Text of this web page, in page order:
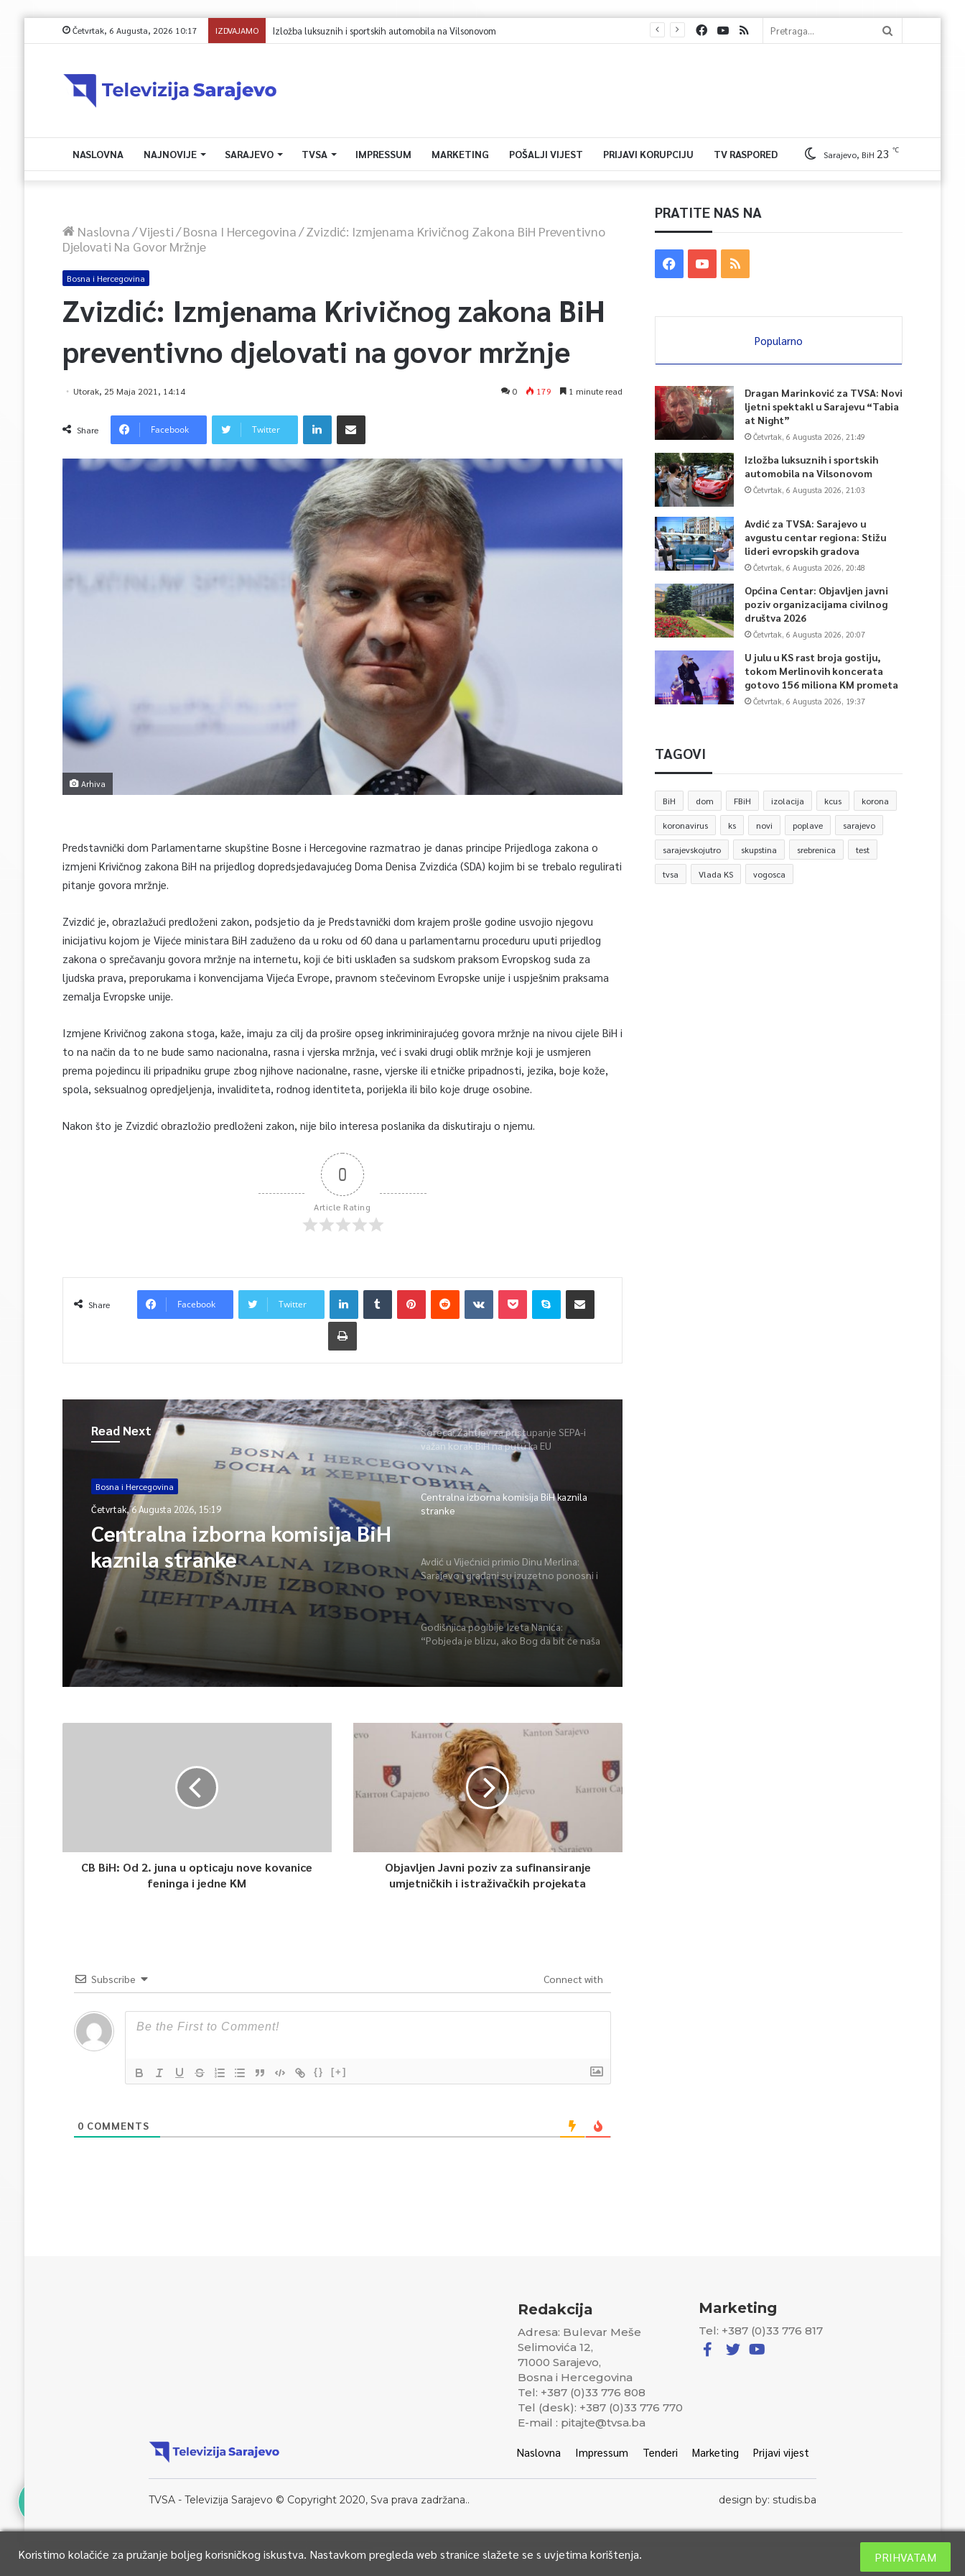
Četvrtak, 6 Augusta, 2026 10:17 IZDVAJAMO Izložba luksuznih i sportskih automobila na Vilsonovom
NASLOVNA NAJNOVIJE SARAJEVO TVSA IMPRESSUM MARKETING POŠALJI VIJEST PRIJAVI KORUPCIJU TV RASPORED Sarajevo, BiH 23 ℃
Naslovna/Vijesti/Bosna I Hercegovina/Zvizdić: Izmjenama Krivičnog Zakona BiH Preventivno
Djelovati Na Govor Mržnje
Bosna i Hercegovina
Zvizdić: Izmjenama Krivičnog zakona BiH
preventivno djelovati na govor mržnje
Utorak, 25 Maja 2021, 14:14 0 179 1 minute read
Share Facebook Twitter
Arhiva
Predstavnički dom Parlamentarne skupštine Bosne i Hercegovine razmatrao je danas principe Prijedloga zakona o
izmjeni Krivičnog zakona BiH na prijedlog dopredsjedavajućeg Doma Denisa Zvizdića (SDA) kojim bi se trebalo regulirati
pitanje govora mržnje.
Zvizdić je, obrazlažući predloženi zakon, podsjetio da je Predstavnički dom krajem prošle godine usvojio njegovu
inicijativu kojom je Vijeće ministara BiH zaduženo da u roku od 60 dana u parlamentarnu proceduru uputi prijedlog
zakona o sprečavanju govora mržnje na internetu, koji će biti usklađen sa sudskom praksom Evropskog suda za
ljudska prava, preporukama i konvencijama Vijeća Evrope, pravnom stečevinom Evropske unije i uspješnim praksama
zemalja Evropske unije.
Izmjene Krivičnog zakona stoga, kaže, imaju za cilj da prošire opseg inkriminirajućeg govora mržnje na nivou cijele BiH i
to na način da to ne bude samo nacionalna, rasna i vjerska mržnja, već i svaki drugi oblik mržnje koji je usmjeren
prema pojedincu ili pripadniku grupe zbog njihove nacionalne, rasne, vjerske ili etničke pripadnosti, jezika, boje kože,
spola, seksualnog opredjeljenja, invaliditeta, rodnog identiteta, porijekla ili bilo koje druge osobine.
Nakon što je Zvizdić obrazložio predloženi zakon, nije bilo interesa poslanika da diskutiraju o njemu.
0
Article Rating
Share Facebook Twitter
Read Next
Bosna i Hercegovina
Četvrtak, 6 Augusta 2026, 15:19
Centralna izborna komisija BiH
kaznila stranke
Soreca: Zahtjev za pristupanje SEPA-i
važan korak BiH na putu ka EU
Centralna izborna komisija BiH kaznila
stranke
Avdić u Vijećnici primio Dinu Merlina:
Sarajevo i građani su izuzetno ponosni i
zahvalni
Godišnjica pogibije Izeta Nanića:
“Pobjeda je blizu, ako Bog da bit će naša
CB BiH: Od 2. juna u opticaju nove kovanice
feninga i jedne KM
Objavljen Javni poziv za sufinansiranje
umjetničkih i istraživačkih projekata
Subscribe Connect with
{} [+]
0 COMMENTS
PRATITE NAS NA
Popularno
Dragan Marinković za TVSA: Novi
ljetni spektakl u Sarajevu “Tabia
at Night”
Četvrtak, 6 Augusta 2026, 21:49
Izložba luksuznih i sportskih
automobila na Vilsonovom
Četvrtak, 6 Augusta 2026, 21:03
Avdić za TVSA: Sarajevo u
avgustu centar regiona: Stižu
lideri evropskih gradova
Četvrtak, 6 Augusta 2026, 20:48
Općina Centar: Objavljen javni
poziv organizacijama civilnog
društva 2026
Četvrtak, 6 Augusta 2026, 20:07
U julu u KS rast broja gostiju,
tokom Merlinovih koncerata
gotovo 156 miliona KM prometa
Četvrtak, 6 Augusta 2026, 19:37
TAGOVI
BiH dom FBiH izolacija kcus korona
koronavirus ks novi poplave sarajevo
sarajevskojutro skupstina srebrenica test
tvsa Vlada KS vogosca
Redakcija
Adresa: Bulevar Meše
Selimovića 12,
71000 Sarajevo,
Bosna i Hercegovina
Tel: +387 (0)33 776 808
Tel (desk): +387 (0)33 776 770
E-mail : pitajte@tvsa.ba
Marketing
Tel: +387 (0)33 776 817
Naslovna Impressum Tenderi Marketing Prijavi vijest
TVSA - Televizija Sarajevo © Copyright 2020, Sva prava zadržana.. design by: studis.ba
Koristimo kolačiće za pružanje boljeg korisničkog iskustva. Nastavkom pregleda web stranice slažete se s uvjetima korištenja. PRIHVATAM